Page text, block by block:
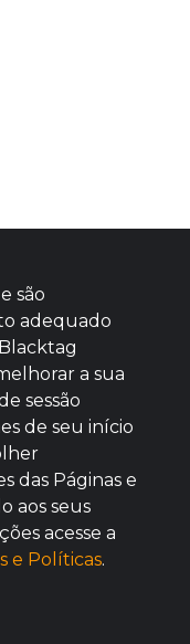
nosso app
são
adequado
a sua
sessão
de seu início
das Páginas e
aos seus
acesse a
e Políticas.